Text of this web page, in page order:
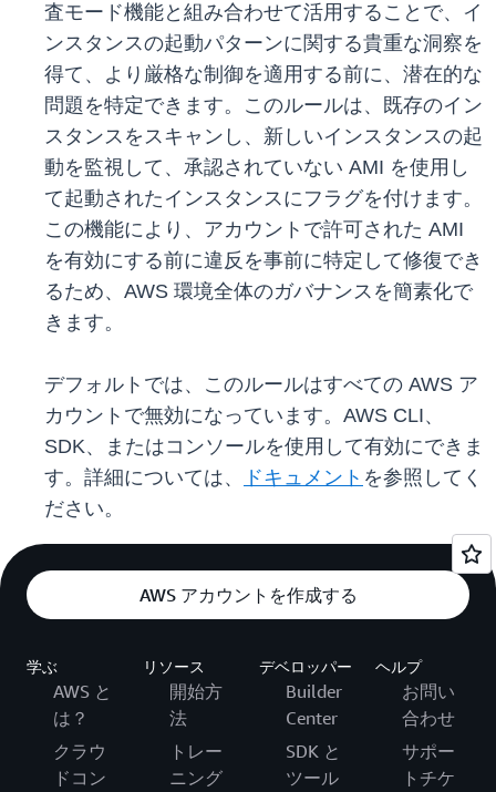
査モード機能と組み合わせて活用することで、イ
ンスタンスの起動パターンに関する貴重な洞察を
得て、より厳格な制御を適用する前に、潜在的な
問題を特定できます。このルールは、既存のイン
スタンスをスキャンし、新しいインスタンスの起
動を監視して、承認されていない AMI を使用し
て起動されたインスタンスにフラグを付けます。
この機能により、アカウントで許可された AMI
を有効にする前に違反を事前に特定して修復でき
るため、AWS 環境全体のガバナンスを簡素化で
きます。
デフォルトでは、このルールはすべての AWS ア
カウントで無効になっています。AWS CLI、
SDK、またはコンソールを使用して有効にできま
す。詳細については、
ドキュメント を参照してく
ださい。
AWS アカウントを作成する
学ぶ
AWS と
は？
クラウ
ドコン
リソース
開始方
法
トレー
ニング
デベロッパー
Builder
Center
SDK と
ツール
ヘルプ
お問い
合わせ
サポー
トチケ